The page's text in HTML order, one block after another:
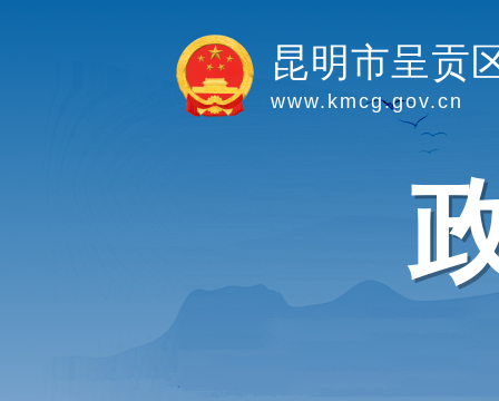
昆明市呈贡
www.kmcg.gov.cn